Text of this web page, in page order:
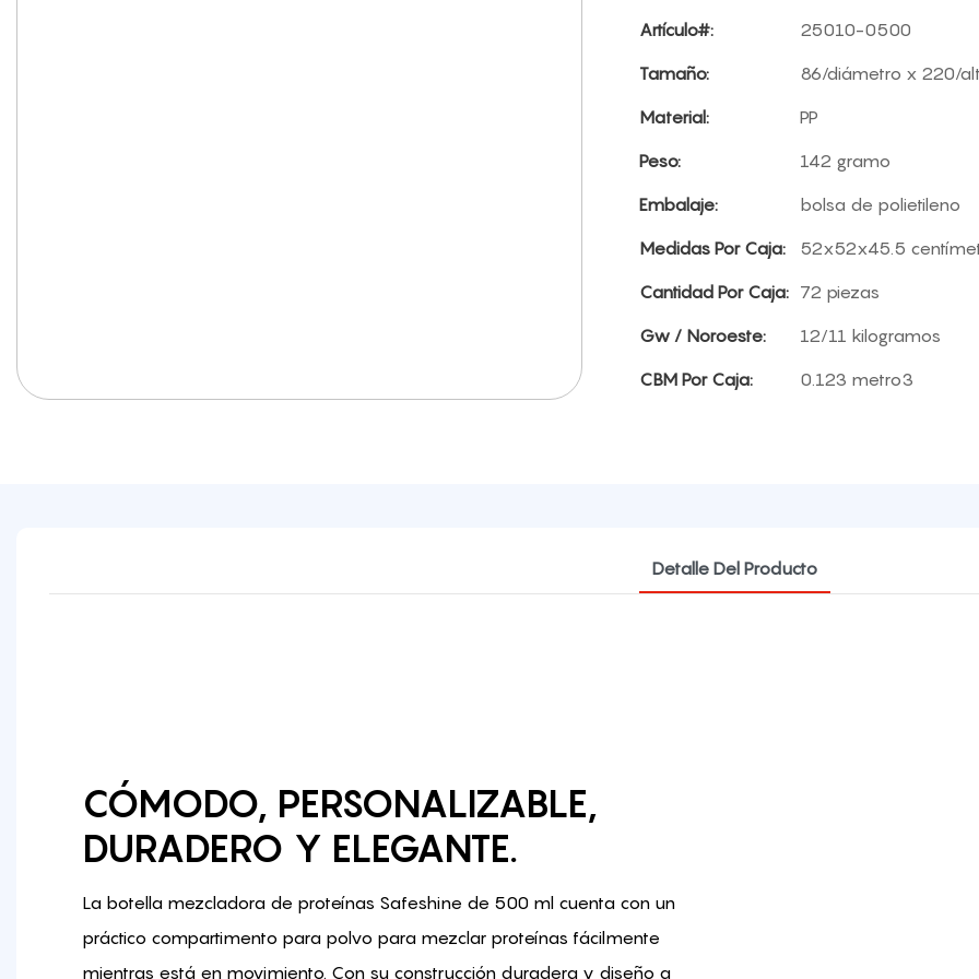
Artículo#:
25010-0500
Tamaño:
86/diámetro x 220/
Material:
PP
Peso:
142 gramo
Embalaje:
bolsa de polietileno
Medidas Por Caja:
52x52x45.5
Cantidad Por Caja: 72 piezas
Gw / Noroeste:
12/11 kilogramos
CBM Por Caja:
0.123 metro3
Detalle Del Producto
CÓMODO, PERSONALIZABLE,
DURADERO Y ELEGANTE.
La botella mezcladora de proteínas Safeshine de 500 ml cuenta con un
práctico compartimento para polvo para mezclar proteínas fácilmente
mientras está en movimiento. Con su construcción duradera y diseño a